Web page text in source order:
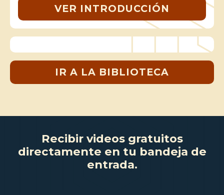
VER INTRODUCCIÓN
IR A LA BIBLIOTECA
Recibir videos gratuitos
directamente en tu bandeja de
entrada.